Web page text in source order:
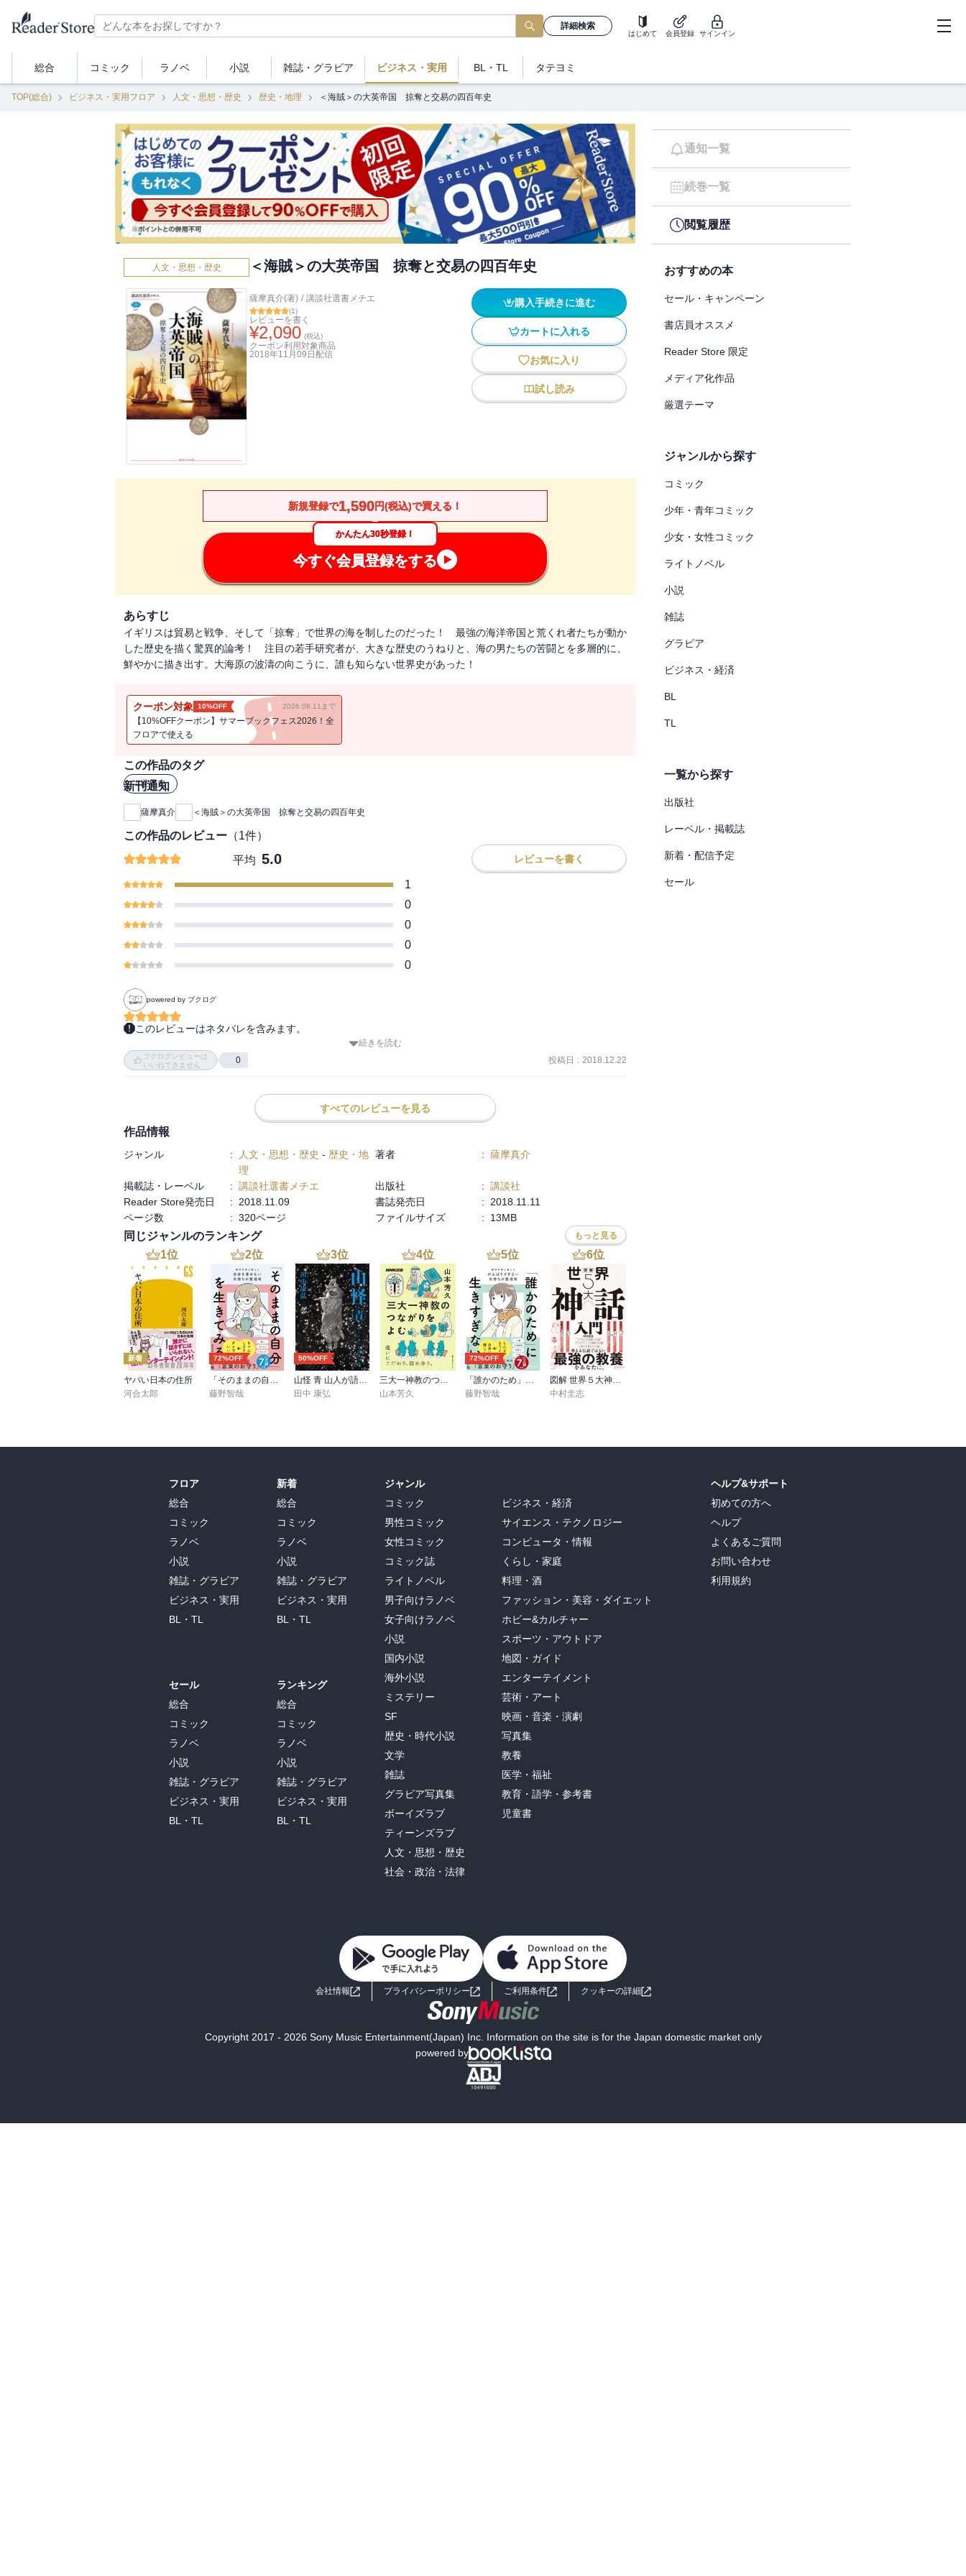
詳細検索
はじめて 会員登録 サインイン
総合 コミック ラノベ 小説 雑誌・ グラビア ビジネス ・実用 BL・TL タテヨミ
TOP(総合) ビジネス・実用フロア 人文・思想・歴史 歴史・地理 ＜海賊＞の大英帝国 掠奪と交易の四百年史
人文・思想・歴史 ＜海賊＞の大英帝国 掠奪と交易の四百年史
薩摩真介(著) / 講談社選書メチエ
(1)
レビューを書く
¥2,090 (税込)
クーポン利用対象商品
2018年11月09日 配信
購入手続きに進む
カートに入れる
お気に入り
試し読み
新規登録で1,590円(税込)で買える！
かんたん30秒登録！
今すぐ会員登録をする
あらすじ
イギリスは貿易と戦争、そして「掠奪」で世界の海を制したのだった！ 最強の海洋帝国と荒くれ者たちが動か
した歴史を描く驚異的論考！ 注目の若手研究者が、大きな歴史のうねりと、海の男たちの苦闘とを多層的に、
鮮やかに描き出す。大海原の波濤の向こうに、誰も知らない世界史があった！
クーポン対象 10%OFF 2026.08.11まで
【10%OFFクーポン】サマーブックフェス2026！全
フロアで使える
この作品のタグ
#世界史
新刊通知
薩摩真介 ＜海賊＞の大英帝国 掠奪と交易の四百年史
この作品のレビュー （1件）
平均 5.0 レビューを書く
1
0
0
0
0
powered by ブクログ
このレビューはネタバレを含みます。
現在は失われた戦争の「経済的側面」である「合法的掠奪」それが、海洋で行われたものが私掠／海軍艦艇によ
る拿捕であるが、その歴史と発展、そして終焉はいかなるものであったのか。それを、本場であり、最初から最
重商主義とは相性が良かったんだね＜私掠船
（実効性では無く、思想的に）
そして、国家による軍事の独占が揺らいできた現代、そして、より進むことも考えられる近未来において、「私
掠」の復活は無いとは言い切れるのだろうか？本書の最後の言葉は示唆に満ちている。
続きを読む
ブクログレビューは
いいねできません
0 投稿日 : 2018.12.22
すべてのレビューを見る
作品情報
ジャンル : 人文・思想・歴史 - 歴史・地
理
著者 : 薩摩真介
掲載誌・レーベル : 講談社選書メチエ 出版社 : 講談社
Reader Store発売日
: 2018.11.09 書誌発売日 :
2018.11.11
ページ数
: 320ページ ファイルサイズ : 13MB
同じジャンルのランキング もっと見る
1位
新着
ヤバい日本の住所
河合太郎
2位
72%OFF
「そのままの自分」を生きてみる 精神科医が教える自分を責めない気持ちの整理術 (特装版)
藤野智哉
3位
50%OFF
山怪 青 山人が語る不思議な話
田中 康弘
4位
三大一神教のつながりをよむ
山本芳久
5位
72%OFF
「誰かのため」に生きすぎない 精神科医が教えるがんばりすぎない気持ちの整理術 (特装版)
藤野智哉
6位
図解 世界５大神話入門
中村圭志
通知一覧
続巻一覧
閲覧履歴
おすすめの本
セール・キャンペーン
書店員オススメ
Reader Store 限定
メディア化作品
厳選テーマ
ジャンルから探す
コミック
少年・青年コミック
少女・女性コミック
ライトノベル
小説
雑誌
グラビア
ビジネス・経済
BL
TL
一覧から探す
出版社
レーベル・掲載誌
新着・配信予定
セール
フロア
総合
コミック
ラノベ
小説
雑誌・グラビア
ビジネス・実用
BL・TL
セール
総合
コミック
ラノベ
小説
雑誌・グラビア
ビジネス・実用
BL・TL
新着
総合
コミック
ラノベ
小説
雑誌・グラビア
ビジネス・実用
BL・TL
ランキング
総合
コミック
ラノベ
小説
雑誌・グラビア
ビジネス・実用
BL・TL
ジャンル
コミック
男性コミック
女性コミック
コミック誌
ライトノベル
男子向けラノベ
女子向けラノベ
小説
国内小説
海外小説
ミステリー
SF
歴史・時代小説
文学
雑誌
グラビア写真集
ボーイズラブ
ティーンズラブ
人文・思想・歴史
社会・政治・法律
ビジネス・経済
サイエンス・テクノロジー
コンピュータ・情報
くらし・家庭
料理・酒
ファッション・美容・ダイエット
ホビー&カルチャー
スポーツ・アウトドア
地図・ガイド
エンターテイメント
芸術・アート
映画・音楽・演劇
写真集
教養
医学・福祉
教育・語学・参考書
児童書
ヘルプ&サポート
初めての方へ
ヘルプ
よくあるご質問
お問い合わせ
利用規約
会社情報 プライバシーポリシー ご利用条件 クッキーの詳細
Copyright 2017 - 2026 Sony Music Entertainment(Japan) Inc. Information on the site is for the Japan domestic market only
powered by